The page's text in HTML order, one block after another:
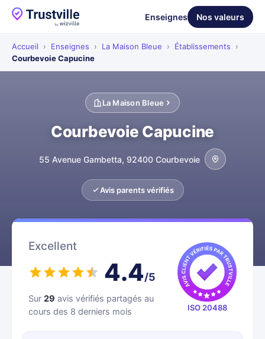
Enseignes Nos valeurs
Accueil › Enseignes › La Maison Bleue › Établissements
›
Courbevoie Capucine
La Maison Bleue
Courbevoie Capucine
55 Avenue Gambetta, 92400 Courbevoie
Avis parents vérifiés
Excellent
4.4/5
Sur 29 avis vérifiés partagés au
cours des 8 derniers mois
ISO 20488